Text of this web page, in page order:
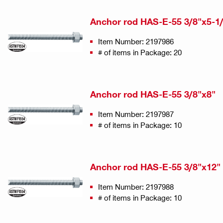
Anchor rod HAS-E-55 3/8"x5-
Item Number: 2197986
# of items in Package: 20
Anchor rod HAS-E-55 3/8"x8"
Item Number: 2197987
# of items in Package: 10
Anchor rod HAS-E-55 3/8"x12"
Item Number: 2197988
# of items in Package: 10